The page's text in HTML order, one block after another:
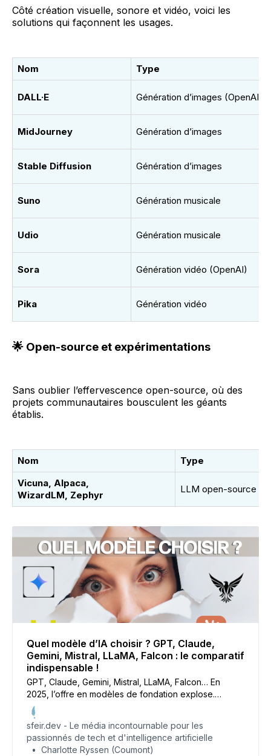
Côté création visuelle, sonore et vidéo, voici les
solutions qui façonnent les usages.
Nom Type
DALL·E Génération d’images (OpenAI)
MidJourney Génération d’images
Stable Diffusion Génération d’images
Suno Génération musicale
Udio Génération musicale
Sora Génération vidéo (OpenAI)
Pika Génération vidéo
🌟 Open-source et expérimentations
Sans oublier l’effervescence open-source, où des
projets communautaires bousculent les géants
établis.
Nom
Type
Vicuna, Alpaca,
WizardLM, Zephyr
LLM open-source
Quel modèle d’IA choisir ? GPT, Claude,
Gemini, Mistral, LLaMA, Falcon : le comparatif
indispensable !
GPT, Claude, Gemini, Mistral, LLaMA, Falcon… En
2025, l’offre en modèles de fondation explose.
OpenAI mise sur la performance brute, Mistral sur
l’ouverture : lequel correspond à vos besoins ?
Multimodalité, souveraineté, coût : suivez le guide
pour choisir sans vous tromper.
sfeir.dev - Le média incontournable pour les
passionnés de tech et d'intelligence artificielle
Charlotte Ryssen (Coumont)